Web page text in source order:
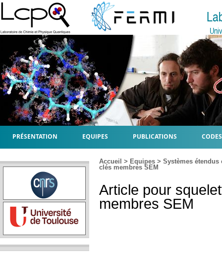
PRÉSENTATION EQUIPES PUBLICATIONS
Accueil > Equipes > Systèmes étendus
clés membres SEM
Article pour
membres SEM